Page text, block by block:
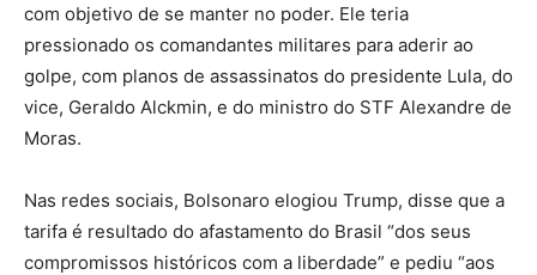
com objetivo de se manter no poder. Ele teria
pressionado os comandantes militares para aderir ao
golpe, com planos de assassinatos do presidente Lula, do
vice, Geraldo Alckmin, e do ministro do STF Alexandre de
Moras.
Nas redes sociais, Bolsonaro elogiou Trump, disse que a
tarifa é resultado do afastamento do Brasil “dos seus
compromissos históricos com a liberdade” e pediu “aos